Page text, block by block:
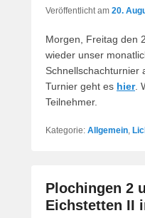
Veröffentlicht am 20.
Morgen, Freitag den
wieder unser
Schnellschachturnier
Turnier geht es hier.
Teilnehmer.
Kategorie: Allgemein
Plochingen 2
Eichstetten II